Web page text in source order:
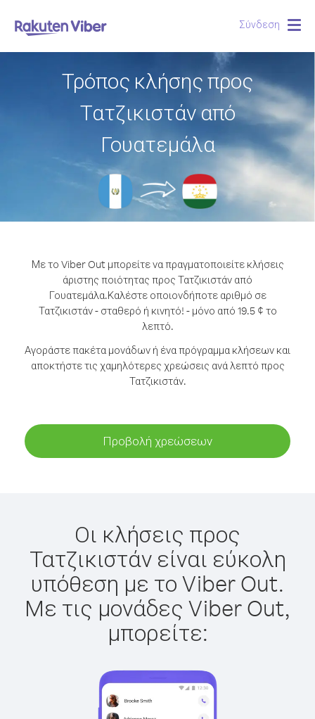
Σύνδεση
Τρόπος κλήσης προς
Τατζικιστάν από
Γουατεμάλα
Με το Viber Out μπορείτε να πραγματοποιείτε κλήσεις
άριστης ποιότητας προς Τατζικιστάν από
Γουατεμάλα.Καλέστε οποιονδήποτε αριθμό σε
Τατζικιστάν - σταθερό ή κινητό! - μόνο από 19.5 ¢ το
λεπτό.
Αγοράστε πακέτα μονάδων ή ένα πρόγραμμα κλήσεων και
αποκτήστε τις χαμηλότερες χρεώσεις ανά λεπτό προς
Τατζικιστάν.
Προβολή χρεώσεων
Οι κλήσεις προς
Τατζικιστάν είναι εύκολη
υπόθεση με το Viber Out.
Με τις μονάδες Viber Out,
μπορείτε: